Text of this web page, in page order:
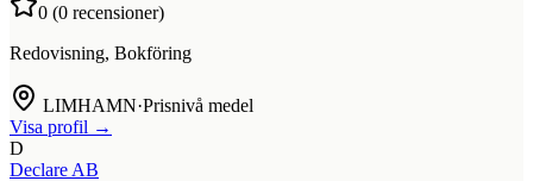
0 (0 recensioner)
Redovisning, Bokföring
LIMHAMN·Prisnivå medel
Visa profil →
D
Declare AB